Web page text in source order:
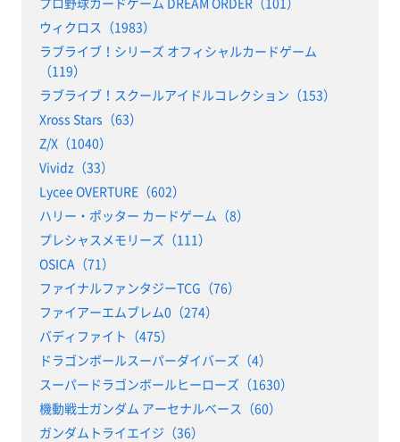
ウィクロス（1983）
ラブライブ！シリーズ オフィシャルカードゲーム
（119）
ラブライブ！スクールアイドルコレクション（153）
Xross Stars（63）
Z/X（1040）
Vividz（33）
Lycee OVERTURE（602）
ハリー・ポッター カードゲーム（8）
プレシャスメモリーズ（111）
OSICA（71）
ファイナルファンタジーTCG（76）
ファイアーエムブレム0（274）
バディファイト（475）
ドラゴンボールスーパーダイバーズ（4）
スーパードラゴンボールヒーローズ（1630）
機動戦士ガンダム アーセナルベース（60）
ガンダムトライエイジ（36）